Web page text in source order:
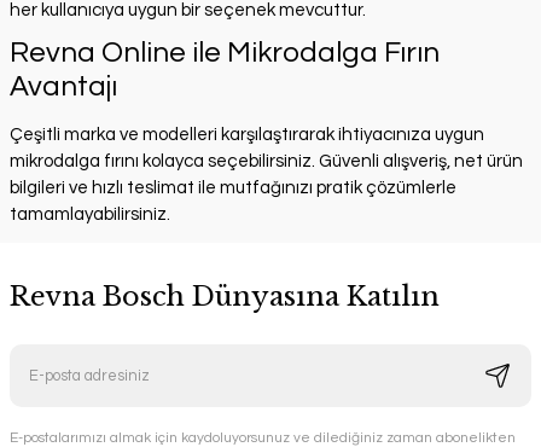
her kullanıcıya uygun bir seçenek mevcuttur.
Revna Online ile Mikrodalga Fırın
Avantajı
Çeşitli marka ve modelleri karşılaştırarak ihtiyacınıza uygun
mikrodalga fırını kolayca seçebilirsiniz. Güvenli alışveriş, net ürün
bilgileri ve hızlı teslimat ile mutfağınızı pratik çözümlerle
tamamlayabilirsiniz.
Revna Bosch Dünyasına Katılın
E-postalarımızı almak için kaydoluyorsunuz ve dilediğiniz zaman abonelikten